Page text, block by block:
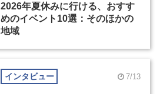
2026年夏休みに行ける、おすす
めのイベント10選：そのほかの
地域
インタビュー 7/13